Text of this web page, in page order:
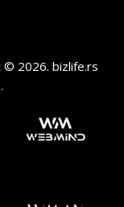
© 2026.bizlife.rs